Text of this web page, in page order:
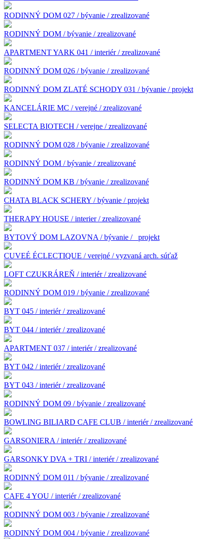
RODINNÝ DOM 027 / bývanie / zrealizované
RODINNÝ DOM / bývanie / zrealizované
APARTMENT YARK 041 / interiér / zrealizované
RODINNÝ DOM 026 / bývanie / zrealizované
RODINNÝ DOM ZLATÉ SCHODY 031 / bývanie / projekt
KANCELÁRIE MC / verejné / zrealizované
SELECTA BIOTECH / verejne / zrealizované
RODINNÝ DOM 028 / bývanie / zrealizované
RODINNÝ DOM / bývanie / zrealizované
RODINNÝ DOM KB / bývanie / zrealizované
CHATA BLACK SCHERY / bývanie / projekt
THERAPY HOUSE / interier / zrealizované
BYTOVÝ DOM LAZOVNA / bývanie / projekt
CUVEÉ ÉCLECTIQUE / verejné / vyzvaná arch. súťaž
LOFT CZUKRÁREŇ / interiér / zrealizované
RODINNÝ DOM 019 / bývanie / zrealizované
BYT 045 / interiér / zrealizované
BYT 044 / interiér / zrealizované
APARTMENT 037 / interiér / zrealizované
BYT 042 / interiér / zrealizované
BYT 043 / interiér / zrealizované
RODINNÝ DOM 09 / bývanie / zrealizované
BOWLING BILIARD CAFE CLUB / interiér / zrealizované
GARSONIERA / interiér / zrealizované
GARSONKY DVA + TRI / interiér / zrealizované
RODINNÝ DOM 011 / bývanie / zrealizované
CAFE 4 YOU / interiér / zrealizované
RODINNÝ DOM 003 / bývanie / zrealizované
RODINNÝ DOM 004 / bývanie / zrealizované